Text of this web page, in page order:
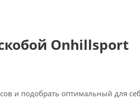
Onhillsport
и подобрать оптимальный для